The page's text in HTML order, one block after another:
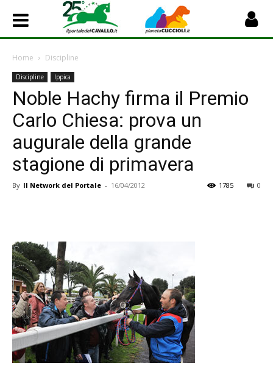
Home Discipline
Discipline Ippica
Noble Hachy firma il Premio
Carlo Chiesa: prova un
augurale della grande
stagione di primavera
By Il Network del Portale - 16/04/2012 0
1785